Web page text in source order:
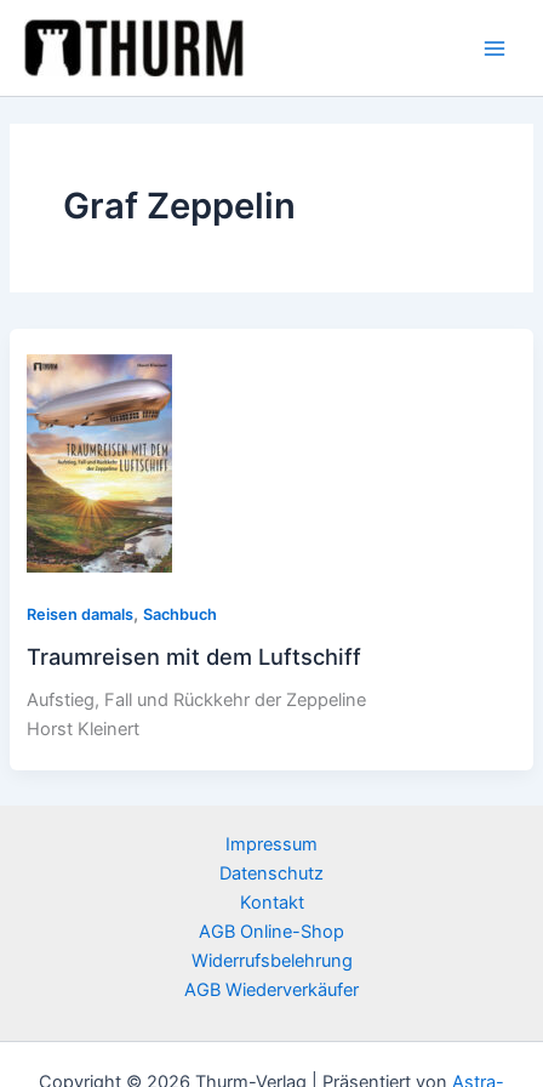
Inhalt
springen
Graf Zeppelin
Reisen damals,Sachbuch
Traumreisen mit dem Luftschiff
Aufstieg, Fall und Rückkehr der Zeppeline
Horst Kleinert
Impressum
Datenschutz
Kontakt
AGB Online-Shop
Widerrufsbelehrung
AGB Wiederverkäufer
Copyright © 2026 Thurm-Verlag | Präsentiert von Astra-